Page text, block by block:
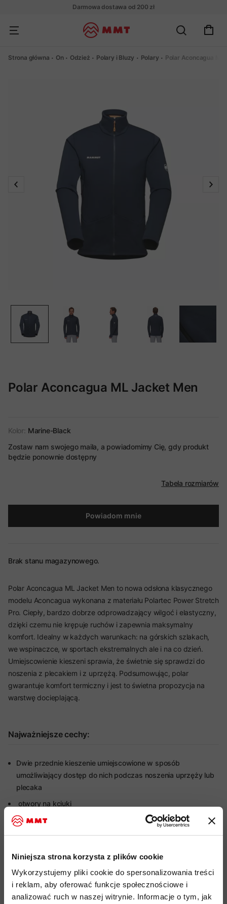
Niniejsza strona korzysta z plików cookie
Wykorzystujemy pliki cookie do spersonalizowania treści
i reklam, aby oferować funkcje społecznościowe i
analizować ruch w naszej witrynie. Informacje o tym, jak
Darmowa dostawa od 200 zł
Strona główna On Odzież Polary i Bluzy Polary Polar Aconcagua ML
Polar Aconcagua ML Jacket Men
Kolor: Marine-Black
Zostaw nam swojego maila, a powiadomimy Cię, gdy produkt
będzie ponownie dostępny
Tabela rozmiarów
Powiadom mnie
Brak stanu magazynowego.
Polar Aconcagua ML Jacket Men to nowa odsłona klasycznego
modelu Aconcagua wykonana z materiału Polartec Power Stretch
Pro. Ciepły, bardzo dobrze odprowadzający wilgoć i elastyczny,
dzięki czemu nie krępuje ruchów i zapewnia maksymalny
komfort. Idealny w każdych warunkach: na górskich szlakach,
we wspinaczce, w sportach ekstremalnych ale i na co dzień.
Umiejscowienie kieszeni sprawia, że świetnie się sprawdzi do
noszenia z plecakiem i z uprzężą. Podsumowując, polar
gwarantuje komfort termiczny i jest to świetna propozycja na
warstwę docieplającą.
Najważniejsze cechy:
Dwie przednie kieszenie umiejscowione w sposób
umożliwiający dostęp do nich podczas noszenia uprzęży lub
plecaka
otwory na kciuki
Specyfikacja
Do tego produktu rekomendujemy